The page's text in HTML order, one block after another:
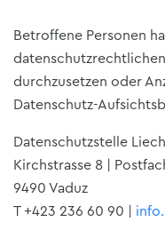
Betroffene Personen
durchzusetzen oder
Datenschutz-
Datenschutzstelle
Kirchstrasse 8 |
9490 Vaduz
T +423 236 60 90 |